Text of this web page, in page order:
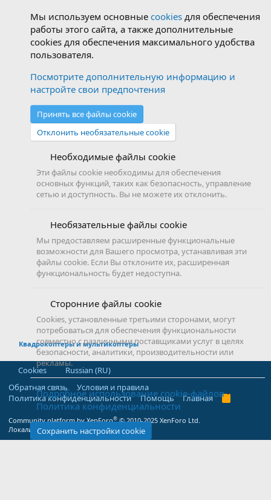
Квадрокоптеры и мультикоптеры
Cookies
Russian (RU)
Обратная связь
Условия и правила
Политика конфиденциальности
Помощь Главная
R
Community platform by XenForo® © 2010-2025 XenForo Ltd.
Локализация отXenForo.Info
Мы используем основные cookies для обеспечения
работы этого сайта, а также дополнительные
cookies для обеспечения максимального удобства
пользователя.
Посмотрите дополнительную информацию и
настройте свои предпочтения
Принять все файлы cookie
Отклонить необязательные cookie
Необходимые файлы cookie
Эти файлы cookie необходимы для обеспечения
основных функций, таких как безопасность, управление
сетью и доступность. Вы не можете их отклонить.
Необязательные файлы cookie
Мы предоставляем расширенные функциональные
возможности для Вашего просмотра, устанавливая эти
файлы cookie. Если Вы отклоните их, расширенная
функциональность будет недоступна.
Сторонние файлы cookie
Cookies, установленные третьими сторонами, могут
потребоваться для обеспечения функциональности
совместно с различными поставщиками услуг в целях
безопасности, аналитики, производительности или
рекламы.
Подробное использование cookie-файлов
Политика конфиденциальности
Сохранить настройки cookie